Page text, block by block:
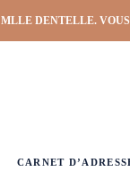
DENTELLE.
CARNET